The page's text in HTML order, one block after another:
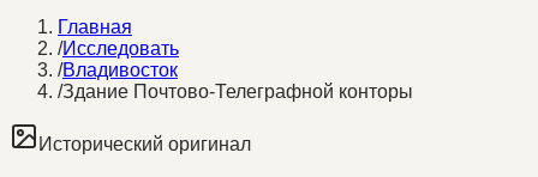
Главная
/Исследовать
/Владивосток
/Здание Почтово-Телеграфной конторы
Исторический оригинал